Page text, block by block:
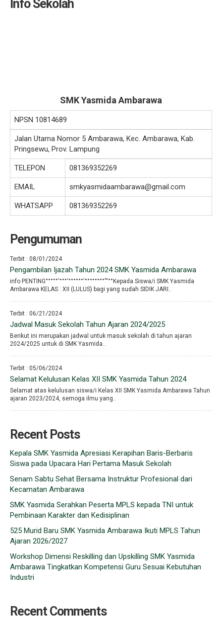
Info Sekolah
SMK Yasmida Ambarawa
NPSN 10814689
Jalan Utama Nomor 5 Ambarawa, Kec. Ambarawa, Kab.
Pringsewu, Prov. Lampung
TELEPON 081369352269
EMAIL smkyasmidaambarawa@gmail.com
WHATSAPP 081369352269
Pengumuman
Terbit : 08/01/2024
Pengambilan Ijazah Tahun 2024 SMK Yasmida Ambarawa
info PENTING°°°°°′°°°′°°°°°°′°°°°°°°°′′′°°Kepada Siswa/i SMK Yasmida
Ambarawa KELAS : XII (LULUS) bagi yang sudah SIDIK JARI..
Terbit : 06/21/2024
Jadwal Masuk Sekolah Tahun Ajaran 2024/2025
Berikut ini merupakan jadwal untuk masuk sekolah di tahun ajaran
2024/2025 untuk di SMK Yasmida..
Terbit : 05/06/2024
Selamat Kelulusan Kelas XII SMK Yasmida Tahun 2024
Selamat atas kelulusan siswa/i Kelas XII SMK Yasmida Ambarawa Tahun
ajaran 2023/2024, semoga ilmu yang..
Recent Posts
Kepala SMK Yasmida Apresiasi Kerapihan Baris-Berbaris
Siswa pada Upacara Hari Pertama Masuk Sekolah
Senam Sabtu Sehat Bersama Instruktur Profesional dari
Kecamatan Ambarawa
SMK Yasmida Serahkan Peserta MPLS kepada TNI untuk
Pembinaan Karakter dan Kedisiplinan
525 Murid Baru SMK Yasmida Ambarawa Ikuti MPLS Tahun
Ajaran 2026/2027
Workshop Dimensi Reskilling dan Upskilling SMK Yasmida
Ambarawa Tingkatkan Kompetensi Guru Sesuai Kebutuhan
Industri
Recent Comments